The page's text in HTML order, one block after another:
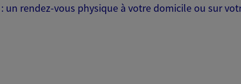
un rendez-vous physique à votre domicile ou sur